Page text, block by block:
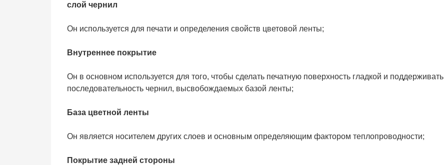
слой чернил
Он используется для печати и определения свойств цветовой ленты;
Внутреннее покрытие
Он в основном используется для того, чтобы сделать печатную поверхность гладкой и поддерживать
последовательность чернил, высвобождаемых базой ленты;
База цветной ленты
Он является носителем других слоев и основным определяющим фактором теплопроводности;
Покрытие задней стороны